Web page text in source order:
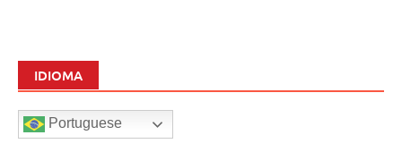
IDIOMA
Portuguese